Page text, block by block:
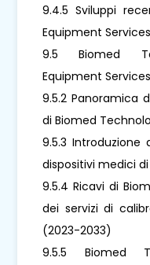
9.4.5 Sviluppi
Equipment Services
9.5 Biomed
Equipment Services
9.5.2
di Biomed
9.5.3 Introduzione
dispositivi medici
9.5.4 Ricavi di
dei servizi di
(2023-2033)
9.5.5 Biomed